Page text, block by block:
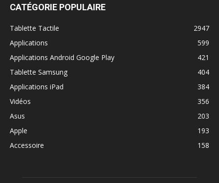
CATÉGORIE POPULAIRE
Tablette Tactile
2947
Applications
599
Applications Android Google Play
421
Tablette Samsung
404
Applications iPad
384
Vidéos
356
Asus
203
Apple
193
Accessoire
158